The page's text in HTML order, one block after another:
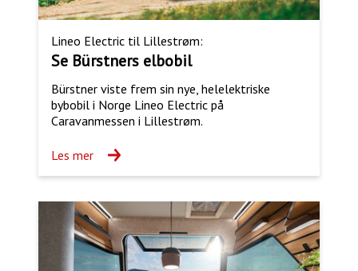
Lineo Electric til Lillestrøm:
Se Bürstners elbobil
Bürstner viste frem sin nye, helelektriske
bybobil i Norge Lineo Electric på
Caravanmessen i Lillestrøm.
Les mer